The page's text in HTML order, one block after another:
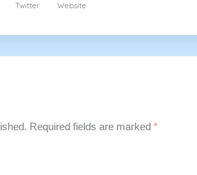
Twitter Website
Required fields are marked *